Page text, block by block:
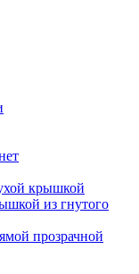
крышкой
из гнутого
прозрачной